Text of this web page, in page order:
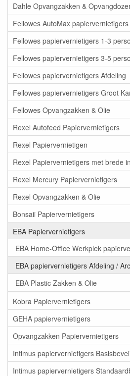
Dahle Opvangzakken &
Fellowes AutoMax papiervernietigers
Fellowes papiervernietigers 1-3
Fellowes papiervernietigers 3-5
Fellowes papiervernietigers Afdeling
Fellowes papiervernietigers Groot
Fellowes Opvangzakken & Olie
Rexel Autofeed Papiervernietigers
Rexel Papiervernietigen
Rexel Papiervernietigers met brede
Rexel Mercury Papiervernietigers
Rexel Opvangzakken & Olie
Bonsaii Papiervernietigers
EBA Papiervernietigers
EBA Home-Office Werkplek
EBA papiervernietigers Afdeling /
EBA Plastic Zakken & Olie
Kobra Papiervernietigers
GEHA papiervernietigers
Opvangzakken Papiervernietigers
Intimus papiervernietigers
Intimus papiervernietigers